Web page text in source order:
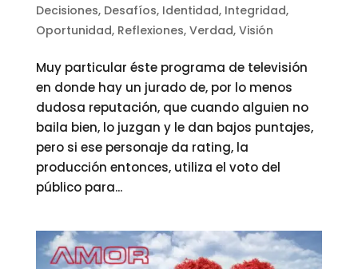
Decisiones, Desafíos, Identidad, Integridad,
Oportunidad, Reflexiones, Verdad, Visión
Muy particular éste programa de televisión
en donde hay un jurado de, por lo menos
dudosa reputación, que cuando alguien no
baila bien, lo juzgan y le dan bajos puntajes,
pero si ese personaje da rating, la
producción entonces, utiliza el voto del
público para...